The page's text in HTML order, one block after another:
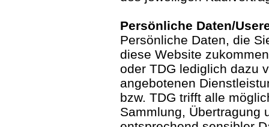
Persönliche Daten/
Persönliche Daten, die
diese Website
oder TDG lediglich dazu
angebotenen
bzw. TDG trifft alle
Sammlung, Übertragung